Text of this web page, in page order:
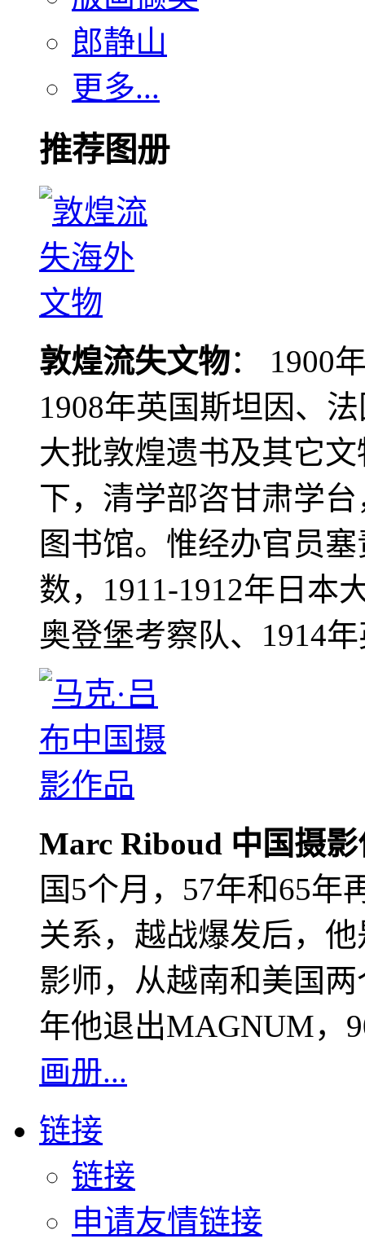
郎静山
更多...
推荐图册
敦煌流失文物： 1900
1908年英国斯坦因、
大批敦煌遗书及其它
下，清学部咨甘肃学
图书馆。惟经办官员
数，1911-1912年日本
奥登堡考察队、1914
Marc Riboud 中国摄
国5个月，57年和65年
关系，越战爆发后，
影师，从越南和美国
年他退出MAGNUM，
画册...
链接
链接
申请友情链接